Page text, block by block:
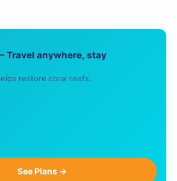
Travel anywhere, stay
restore coral reefs.
See Plans →